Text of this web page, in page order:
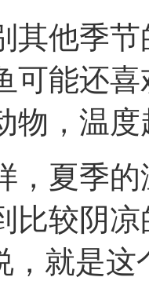
其他季
可能还
物，温
，夏季
比较阴
，就是这